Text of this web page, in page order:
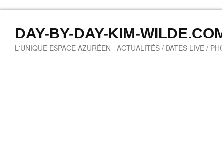
DAY-BY-DAY-KIM-
L'UNIQUE ESPACE AZURÉEN - ACTUALITÉS / DATES LIVE /